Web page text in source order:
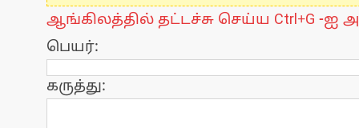
ஆங்கிலத்தில் தட்டச்சு செய்ய Ctrl+G -ஐ
பெயர்:
கருத்து: